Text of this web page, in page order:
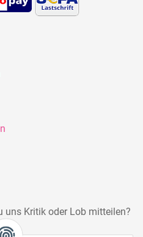
uns Kritik oder Lob mitteilen?